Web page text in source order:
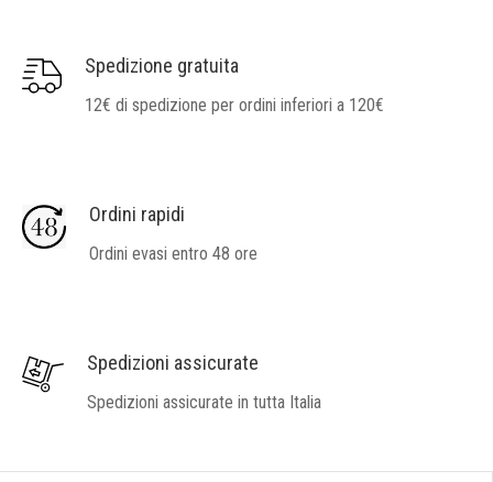
Spedizione gratuita
12€ di spedizione per ordini inferiori a 120€
Ordini rapidi
Ordini evasi entro 48 ore
Spedizioni assicurate
Spedizioni assicurate in tutta Italia